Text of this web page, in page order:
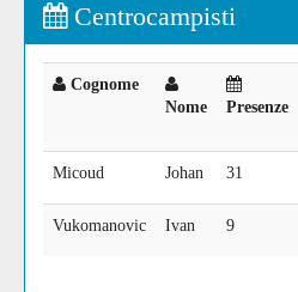
Centrocampisti
Cognome
Nome
Presenze
Micoud Johan 31
Vukomanovic Ivan 9